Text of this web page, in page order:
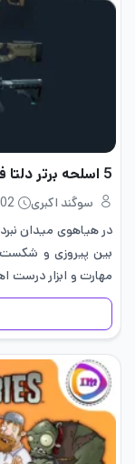
5 اسلحه برتر دلتا فورس موبایل که باید بشناسید!
سوگند اکبری
02 تیر 1404
در هیاهوی میدان
بین پیروزی و شکست
مهارت و ابزار درست
در ادامه معرفی…